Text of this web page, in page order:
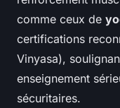
comme ceux de
certifications
Vinyasa),
enseignement
sécuritaires.